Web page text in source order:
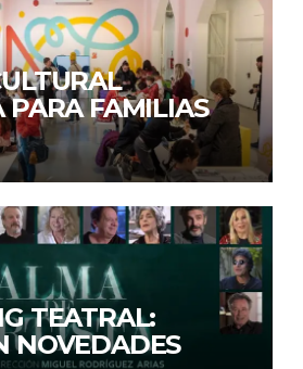
PARA FAMILIAS
TEATRAL:
NOVEDADES